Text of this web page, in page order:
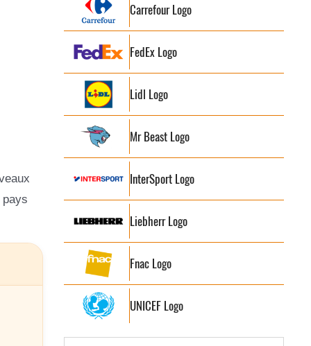
Carrefour Logo
FedEx Logo
Lidl Logo
Mr Beast Logo
InterSport Logo
Liebherr Logo
Fnac Logo
UNICEF Logo